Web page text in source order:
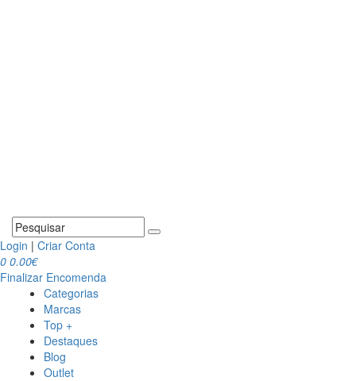
Login | Criar Conta
0 0.00€
Finalizar Encomenda
Categorias
Marcas
Top +
Destaques
Blog
Outlet